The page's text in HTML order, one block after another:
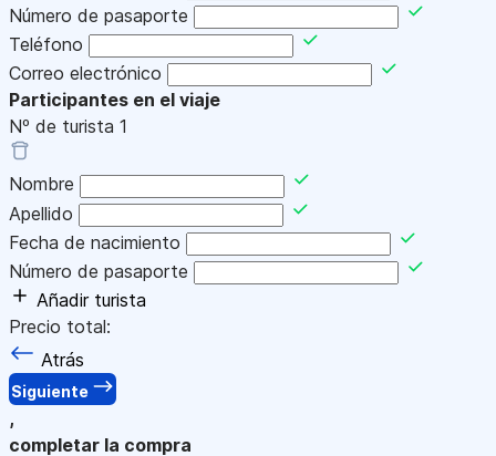
Número de pasaporte
Teléfono
Correo electrónico
Participantes en el viaje
Nº de turista 1
Nombre
Apellido
Fecha de nacimiento
Número de pasaporte
Añadir turista
Precio total:
Atrás
Siguiente
,
completar la compra